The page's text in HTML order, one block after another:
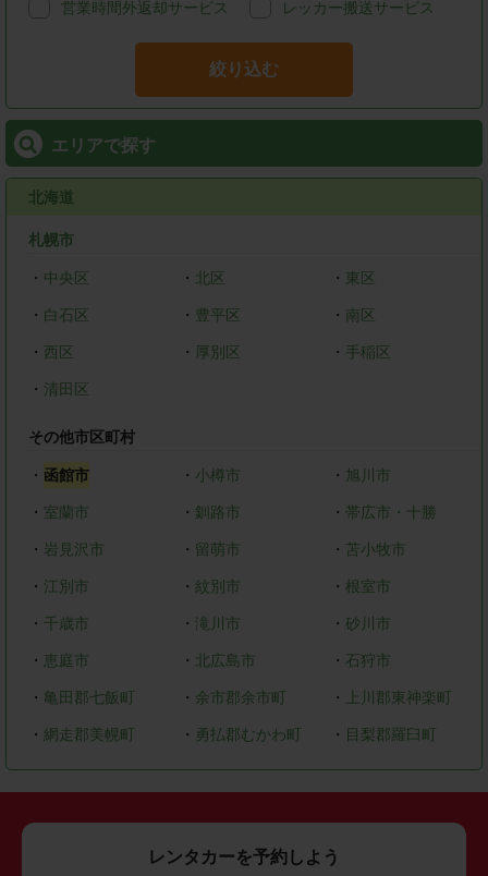
営業時間外返却サービス レッカー搬送サービス
絞り込む
エリアで探す
北海道
札幌市
・ 中央区 ・ 北区 ・ 東区
・ 白石区 ・ 豊平区 ・ 南区
・ 西区 ・ 厚別区 ・ 手稲区
・ 清田区
その他市区町村
・ 函館市 ・ 小樽市 ・ 旭川市
・ 室蘭市 ・ 釧路市 ・ 帯広市・十勝
・ 岩見沢市 ・ 留萌市 ・苫小牧市
・ 江別市 ・ 紋別市 ・ 根室市
・ 千歳市 ・ 滝川市 ・砂川市
・ 恵庭市 ・ 北広島市 ・ 石狩市
・ 亀田郡七飯町 ・ 余市郡余市町 ・ 上川郡東神楽町
・ 網走郡美幌町 ・ 勇払郡むかわ町 ・ 目梨郡羅臼町
レンタカーを予約しよう